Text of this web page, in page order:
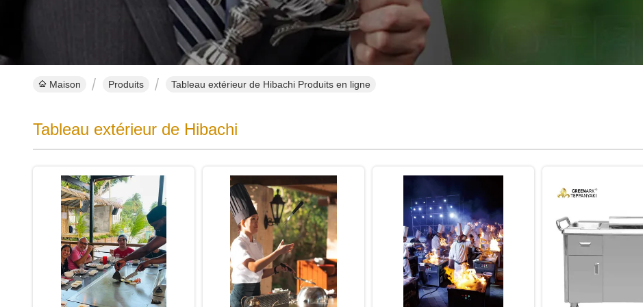
Maison Produits Tableau extérieur de Hibachi Produits en ligne
Tableau extérieur de Hibachi